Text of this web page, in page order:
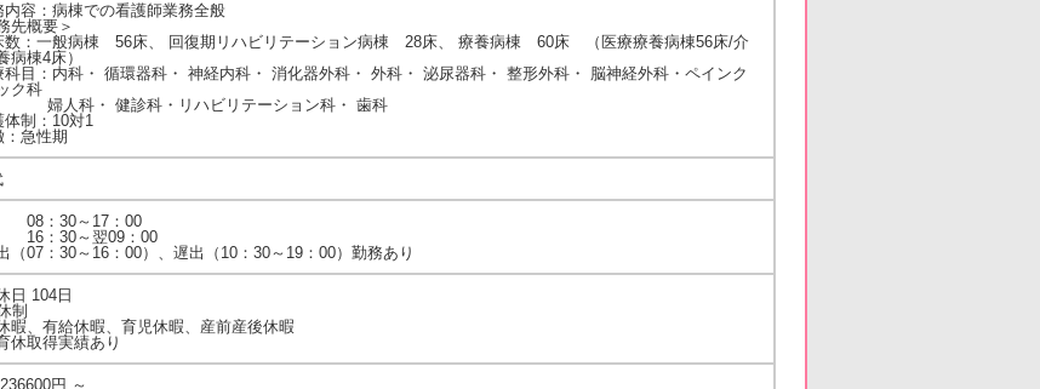
内容：病棟での看護師業務全般
先概要＞
数：一般病棟 56床、 回復期リハビリテーション病棟 28床、 療養病棟 60床 （医療療養病棟56床/介
病棟4床）
科目：内科・ 循環器科・ 神経内科・ 消化器外科・ 外科・ 泌尿器科・ 整形外科・ 脳神経外科・ペインク
ク科
科・ 健診科・リハビリテーション科・ 歯科
体制：10対1
：急性期
08：30～17：00
16：30～翌09：00
（07：30～16：00）、遅出（10：30～19：00）勤務あり
日 104日
制
暇、有給休暇、育児休暇、産前産後休暇
休取得実績あり
円 ～